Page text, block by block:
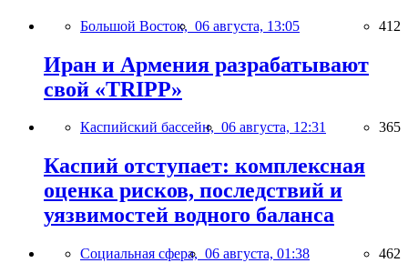
Большой Восток, 06 августа, 13:05 412
Иран и Армения разрабатывают
свой «TRIPP»
Каспийский бассейн, 06 августа, 12:31 365
Каспий отступает: комплексная
оценка рисков, последствий и
уязвимостей водного баланса
Социальная сфера, 06 августа, 01:38 462